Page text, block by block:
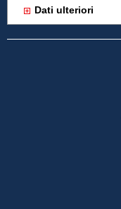
Dati ulteriori